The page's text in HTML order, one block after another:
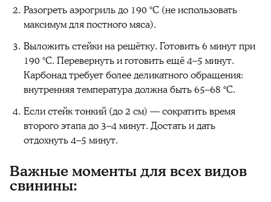
Разогреть аэрогриль до 190 °C (не использовать
максимум для постного мяса).
Выложить стейки на решётку. Готовить 6 минут при
190 °C. Перевернуть и готовить ещё 4–5 минут.
Карбонад требует более деликатного обращения:
внутренняя температура должна быть 65–68 °C.
Если стейк тонкий (до 2 см) — сократить время
второго этапа до 3–4 минут. Достать и дать
отдохнуть 4–5 минут.
Важные моменты для всех видов
свинины: